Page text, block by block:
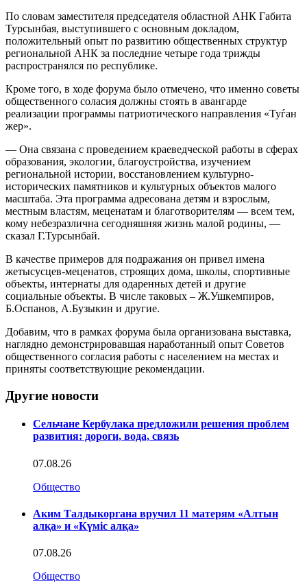
По словам заместителя председателя областной АНК Габита
Турсынбая, выступившего с основным докладом,
положительный опыт по развитию общественных структур
региональной АНК за последние четыре года трижды
распространялся по республике.
Кроме того, в ходе форума было отмечено, что именно советы
общественного соласия должны стоять в авангарде
реализации программы патриотического направления «Туѓан
жер».
— Она связана с проведением краеведческой работы в сферах
образования, экологии, благоустройства, изучением
региональной истории, восстановлением культурно-
исторических памятников и культурных объектов малого
масштаба. Эта программа адресована детям и взрослым,
местным властям, меценатам и благотворителям — всем тем,
кому небезразлична сегодняшняя жизнь малой родины, —
сказал Г.Турсынбай.
В качестве примеров для подражания он привел имена
жетысусцев-меценатов, строящих дома, школы, спортивные
объекты, интернаты для одаренных детей и другие
социальные объекты. В числе таковых – Ж.Ушкемпиров,
Б.Оспанов, А.Бузыкин и другие.
Добавим, что в рамках форума была организована выставка,
наглядно демонстрировавшая наработанный опыт Советов
общественного согласия работы с населением на местах и
приняты соответствующие рекомендации.
Другие новости
Сельчане Кербулака предложили решения проблем
развития: дороги, вода, связь
07.08.26
Общество
Аким Талдыкоргана вручил 11 матерям «Алтын
алқа» и «Күміс алқа»
07.08.26
Общество